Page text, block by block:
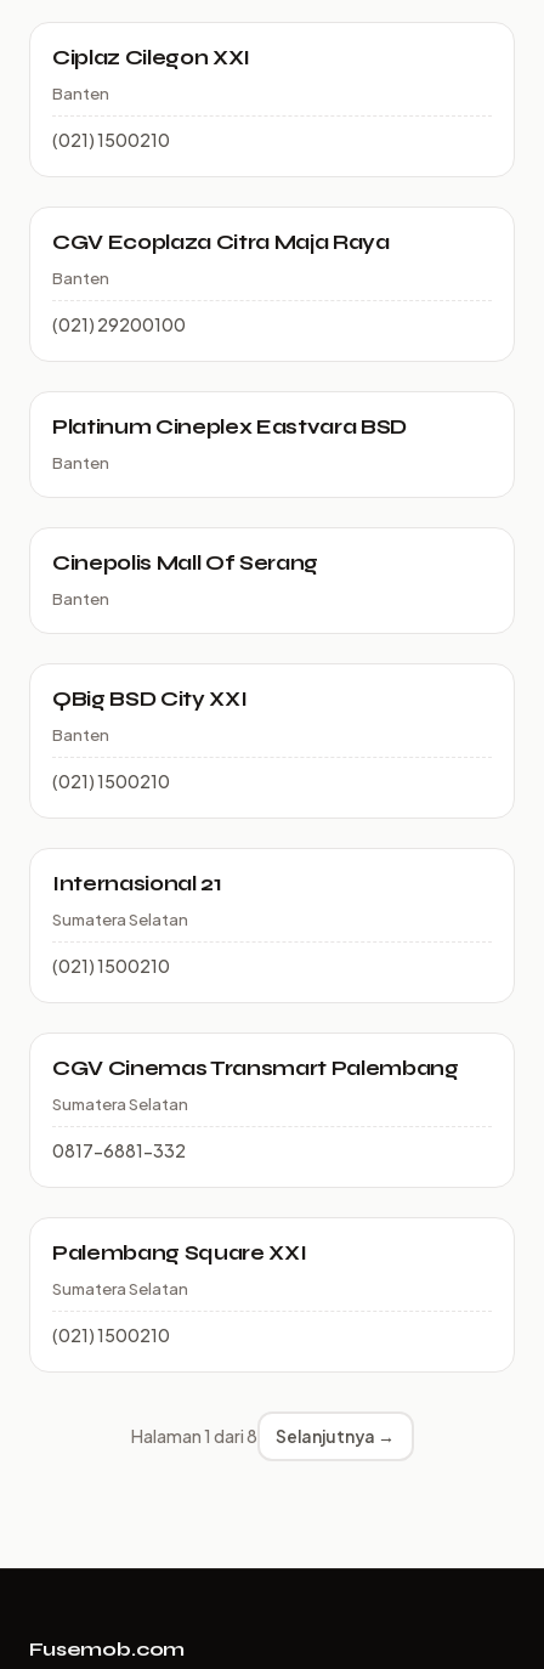
Ciplaz Cilegon XXI
Banten
(021) 1500210
CGV Ecoplaza Citra Maja Raya
Banten
(021) 29200100
Platinum Cineplex Eastvara BSD
Banten
Cinepolis Mall Of Serang
Banten
QBig BSD City XXI
Banten
(021) 1500210
Internasional 21
Sumatera Selatan
(021) 1500210
CGV Cinemas Transmart Palembang
Sumatera Selatan
0817-6881-332
Palembang Square XXI
Sumatera Selatan
(021) 1500210
Halaman 1 dari 8 Selanjutnya →
Fusemob.com